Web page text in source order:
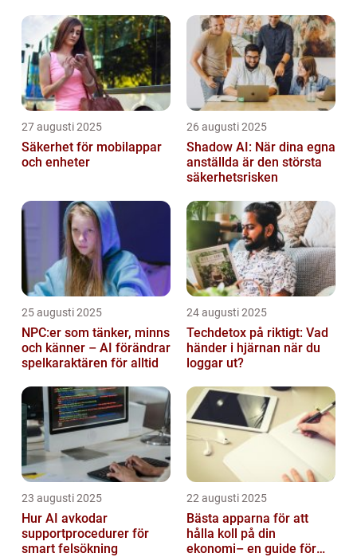
27 augusti 2025
Säkerhet för mobilappar
och enheter
26 augusti 2025
Shadow AI: När dina egna
anställda är den största
säkerhetsrisken
25 augusti 2025
NPC:er som tänker, minns
och känner – AI förändrar
spelkaraktären för alltid
24 augusti 2025
Techdetox på riktigt: Vad
händer i hjärnan när du
loggar ut?
23 augusti 2025
Hur AI avkodar
supportprocedurer för
smart felsökning
22 augusti 2025
Bästa apparna för att
hålla koll på din
ekonomi– en guide för